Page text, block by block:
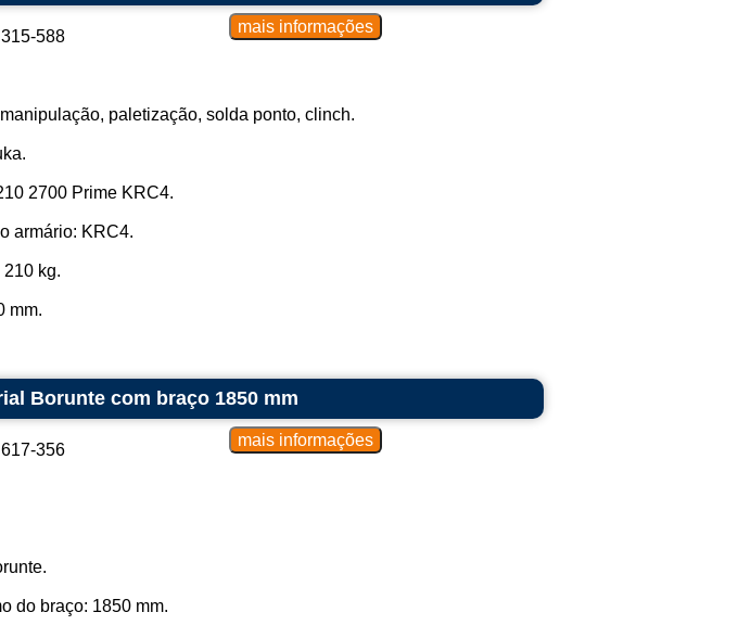
315-588
paletização, solda ponto, clinch.
2700 Prime KRC4.
armário: KRC4.
kg.
mm.
Borunte com braço 1850 mm
617-356
do braço: 1850 mm.